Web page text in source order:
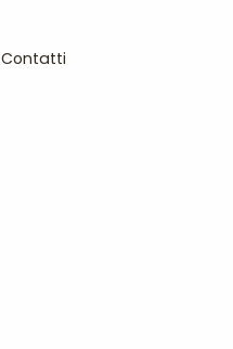
Contatti